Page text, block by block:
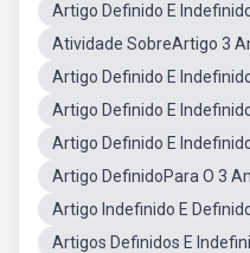
Artigo Definido E
Atividade SobreArtigo 3
Artigo Definido E
Artigo Definido E
Artigo Definido E
Artigo DefinidoPara O 3
Artigo Indefinido E
Artigos Definidos E